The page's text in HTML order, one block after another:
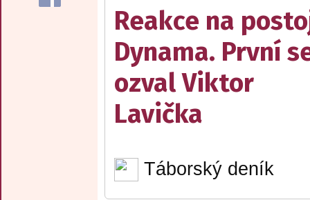
Reakce na
Dynama. První
ozval Viktor
Lavička
Táborský deník